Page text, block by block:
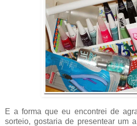
E a forma que eu encontrei de
sorteio, gostaria de presentear um